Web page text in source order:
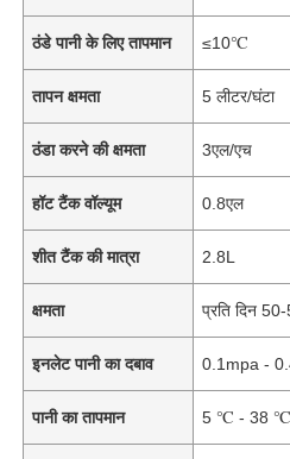
ठंडे पानी के लिए तापमान ≤10℃
तापन क्षमता 5 लीटर/घंटा
ठंडा करने की क्षमता 3एल/एच
हॉट टैंक वॉल्यूम 0.8एल
शीत टैंक की मात्रा 2.8L
क्षमता प्रति दिन
इनलेट पानी का दबाव 0.1mpa -
पानी का तापमान 5 ℃ - 38 ℃